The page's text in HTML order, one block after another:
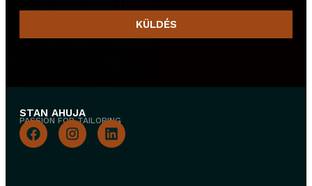
KÜLDÉS
STAN AHUJA
PASSION FOR TAILORING